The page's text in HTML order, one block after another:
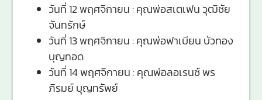
วันที่ 12 พฤศจิกายน : คุณพ่อสเตเฟน วุฒิชัย
จันทรักษ์
วันที่ 13 พฤศจิกายน : คุณพ่อฟาเบียน บัวทอง
บุญทอด
วันที่ 14 พฤศจิกายน : คุณพ่อลอเรนซ์ พร
ภิรมย์ บุญทรัพย์